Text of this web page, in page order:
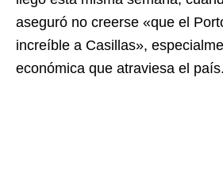
aseguró no creerse «que el
increíble a Casillas»,
económica que atraviesa el país.